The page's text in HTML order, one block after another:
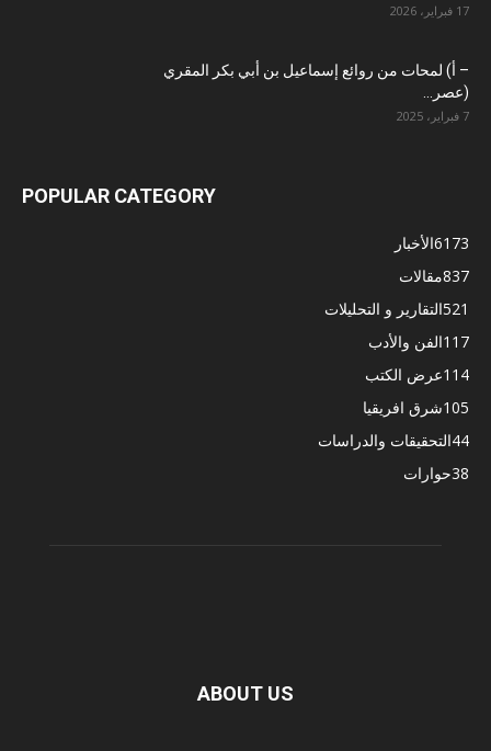
17 فبراير، 2026
– أ) لمحات من روائع إسماعيل بن أبي بكر المقري
(عصر...
7 فبراير، 2025
POPULAR CATEGORY
الأخبار6173
مقالات837
التقارير و التحليلات521
الفن والأدب117
عرض الكتب114
شرق افريقيا105
التحقيقات والدراسات44
حوارات38
ABOUT US